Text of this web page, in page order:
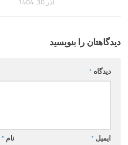
آذر 30, 1404
دیدگاهتان را بنویسید
دیدگاه *
نام * ایمیل *